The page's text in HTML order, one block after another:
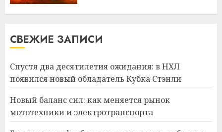
СВЕЖИЕ ЗАПИСИ
Спустя два десятилетия ожидания: в НХЛ
появился новый обладатель Кубка Стэнли
Новый баланс сил: как меняется рынок
мототехники и электротранспорта